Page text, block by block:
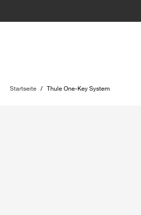
Startseite / Thule One-Key System